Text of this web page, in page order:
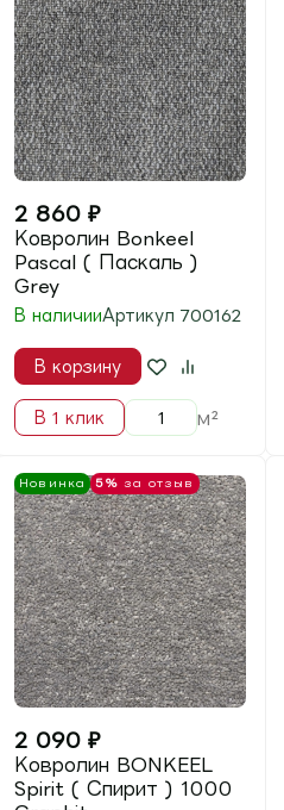
В 1 клик м²
Новинка 5%за отзыв
2 190 ₽
Ковролин BONKEEL
Split ( Сплит ) Grey
В наличии
В корзину
В 1 клик м²
Новинка 5%за отзыв